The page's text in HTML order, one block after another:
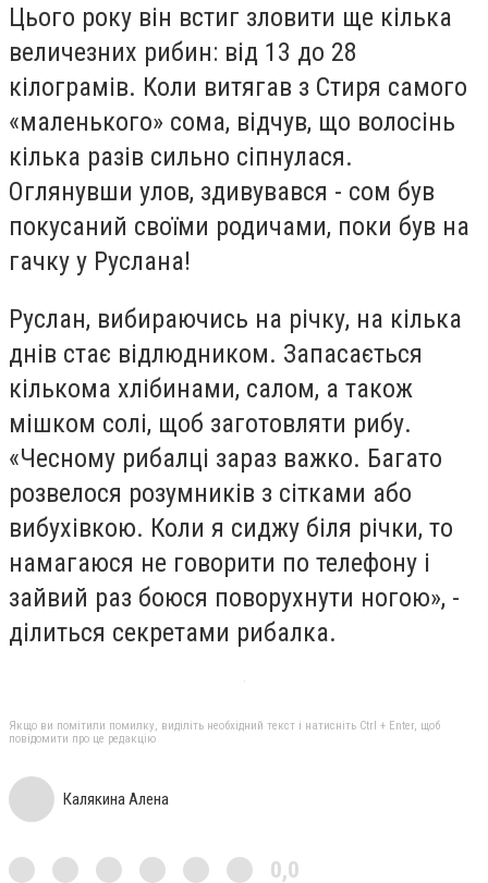
Цього року він встиг зловити ще кілька
величезних рибин: від 13 до 28
кілограмів. Коли витягав з Стиря самого
«маленького» сома, відчув, що волосінь
кілька разів сильно сіпнулася.
Оглянувши улов, здивувався - сом був
покусаний своїми родичами, поки був на
гачку у Руслана!
Руслан, вибираючись на річку, на кілька
днів стає відлюдником. Запасається
кількома хлібинами, салом, а також
мішком солі, щоб заготовляти рибу.
«Чесному рибалці зараз важко. Багато
розвелося розумників з сітками або
вибухівкою. Коли я сиджу біля річки, то
намагаюся не говорити по телефону і
зайвий раз боюся поворухнути ногою», -
ділиться секретами рибалка.
Якщо ви помітили помилку, виділіть необхідний текст і натисніть Ctrl + Enter, щоб
повідомити про це редакцію
Калякина Алена
0,0